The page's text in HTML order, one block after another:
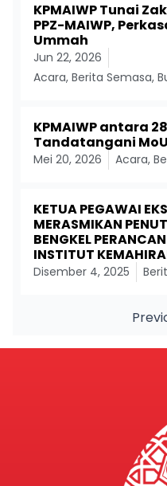
KPMAIWP Tunai
PPZ-MAIWP,
Ummah
Jun 22, 2026
Acara, Berita Semasa,
KPMAIWP antara
Tandatangani
Mei 20, 2026 Acara,
KETUA PEGAWAI
MERASMIKAN
BENGKEL
INSTITUT
Disember 4, 2025